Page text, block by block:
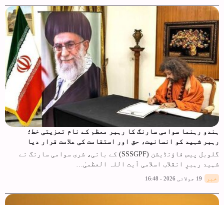
ہندو رہنما سوامی سارنگ کا رہبر معظم کے نام تعزیتی خط؛
رہبر شہید کو انسانیت، حق اور استقامت کی علامت قرار دیا
گلوبل پیس فاؤنڈیشن (SSSGPF) کے بانی، شری سوامی سارنگ نے
شہید رہبرِ انقلاب اسلامی آیت اللہ العظمیٰ…
خبر 19 جولائی 2026 - 16:48